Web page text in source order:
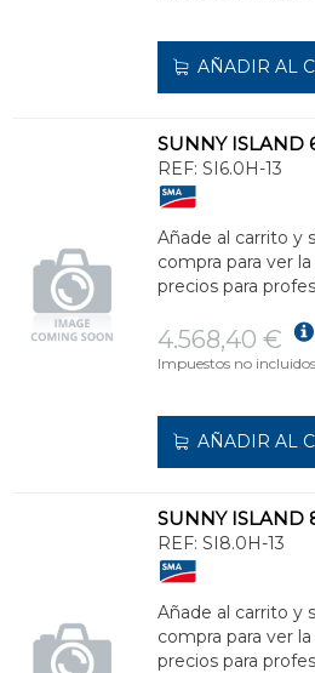
AÑADIR AL
SUNNY ISLAND
REF: SI6.0H-13
Añade al carrito y
compra para ver
precios para
4.568,40 €
Impuestos no
AÑADIR AL
SUNNY ISLAND
REF: SI8.0H-13
Añade al carrito y
compra para ver
precios para